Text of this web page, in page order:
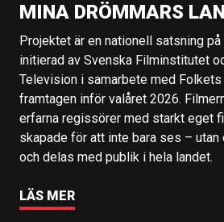
MINA DRÖMMARS
Projektet är en nationell satsning
initierad av Svenska Filminstitutet
Television i samarbete med
framtagen inför valåret 2026.
erfarna regissörer med starkt eget
skapade för att inte bara ses –
och delas med publik i hela landet.
LÄS MER